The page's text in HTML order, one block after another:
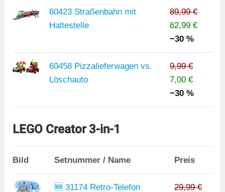
60423 Straßenbahn mit
Haltestelle
89,99 €
62,99 €
−30 %
60458 Pizzalieferwagen vs.
Löschauto
9,99 €
7,00 €
−30 %
LEGO Creator 3-in-1
Bild Setnummer / Name Preis
🆕 31174 Retro-Telefon
29,99 €